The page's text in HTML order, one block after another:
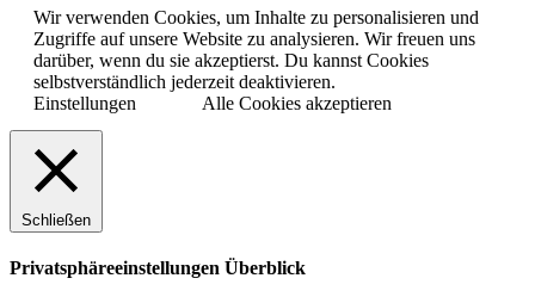
Wir verwenden Cookies, um Inhalte zu personalisieren und
Zugriffe auf unsere Website zu analysieren. Wir freuen uns
darüber, wenn du sie akzeptierst. Du kannst Cookies
selbstverständlich jederzeit deaktivieren.
Einstellungen
Alle Cookies akzeptieren
Schließen
Privatsphäreeinstellungen Überblick